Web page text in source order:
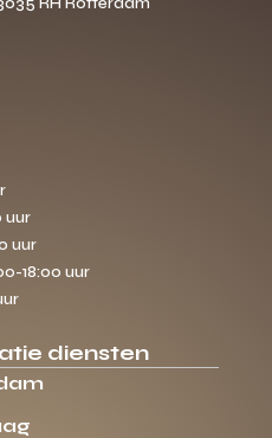
uur
uur
18:00 uur
diensten